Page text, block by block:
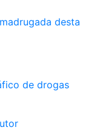
desta
de drogas